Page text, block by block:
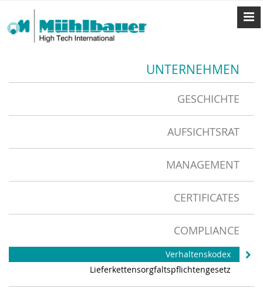
UNTERNEHMEN
GESCHICHTE
AUFSICHTSRAT
MANAGEMENT
CERTIFICATES
COMPLIANCE
Verhaltenskodex
Lieferkettensorgfaltspflichtengesetz